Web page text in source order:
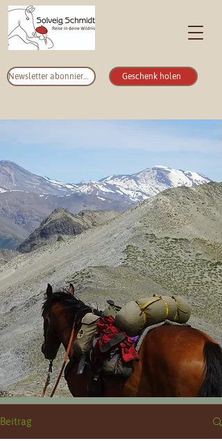
Newsletter abonnieren Geschenk holen
Beitrag